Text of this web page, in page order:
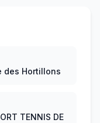
des Hortillons
TENNIS DE